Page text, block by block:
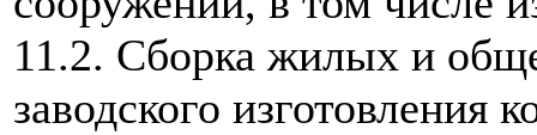
11.2. Сборка жилых и
заводского изготовления